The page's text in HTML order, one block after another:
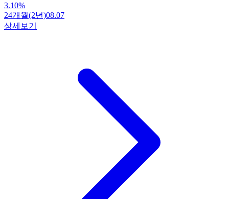
3.10%
24개월(2년)08.07
상세보기